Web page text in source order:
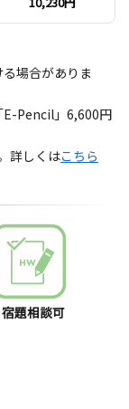
場合がありま
E-Pencil」6,600円
詳しくはこちら
宿題相談可